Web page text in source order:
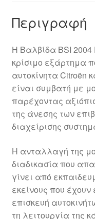
Περιγραφή
Η Βαλβίδα BSI 2004
κρίσιμο εξάρτημα
αυτοκίνητα Citroën
είναι συμβατή με
παρέχοντας
της άνεσης των
διαχείρισης
Η ανταλλαγή της
διαδικασία που
γίνει από
εκείνους που
επισκευή
τη λειτουργία της